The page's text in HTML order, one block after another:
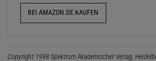
BEI AMAZON.DE KAUFEN
Copyright 1998 Spektrum Akademischer Verlag,